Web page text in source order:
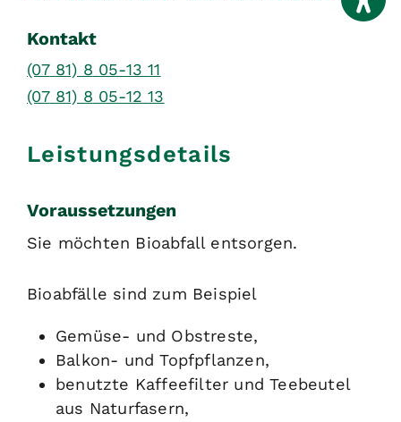
Kontakt
(07 81) 8 05-13 11
(07 81) 8 05-12 13
Leistungsdetails
Voraussetzungen
Sie möchten Bioabfall entsorgen.
Bioabfälle sind zum Beispiel
Gemüse- und Obstreste,
Balkon- und Topfpflanzen,
benutzte Kaffeefilter und Teebeutel
aus Naturfasern,